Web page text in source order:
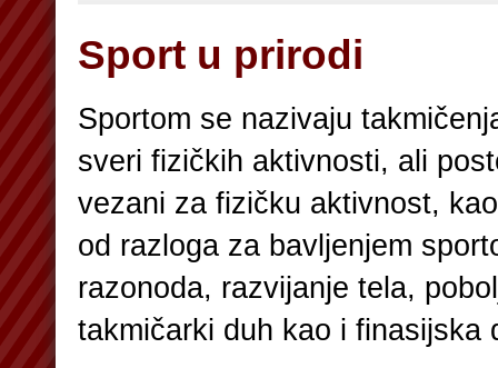
Sport u prirodi
Sportom se nazivaju
sveri fizičkih aktivnosti, ali
vezani za fizičku aktivnost,
od razloga za bavljenjem
razonoda, razvijanje tela,
takmičarki duh kao i finasijska